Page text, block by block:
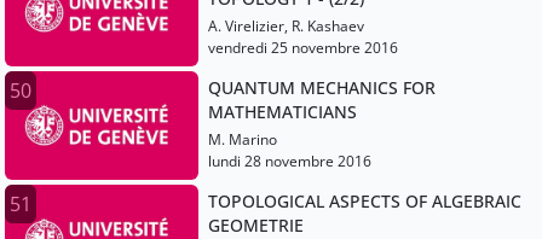
A. Virelizier, R. Kashaev
vendredi 25 novembre 2016
50
QUANTUM MECHANICS FOR
MATHEMATICIANS
M. Marino
lundi 28 novembre 2016
51
TOPOLOGICAL ASPECTS OF ALGEBRAIC
GEOMETRIE